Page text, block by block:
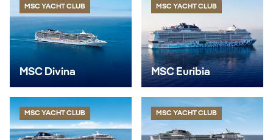
MSC YACHT CLUB
MSC Divina
MSC YACHT CLUB
MSC Euribia
MSC YACHT CLUB MSC YACHT CLUB